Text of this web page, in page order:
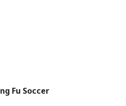
Fu Soccer